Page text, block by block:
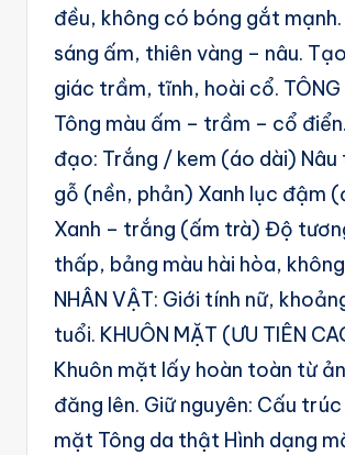
đều, không có bóng gắt mạnh.
sáng ấm, thiên vàng – nâu.
giác trầm, tĩnh, hoài cổ. TÔNG
Tông màu ấm – trầm – cổ
đạo: Trắng / kem (áo dài) Nâu
gỗ (nền, phản) Xanh lục đậm
Xanh – trắng (ấm trà) Độ
thấp, bảng màu hài hòa,
NHÂN VẬT: Giới tính nữ,
tuổi. KHUÔN MẶT (ƯU TIÊN
Khuôn mặt lấy hoàn toàn từ
đăng lên. Giữ nguyên: Cấu
mặt Tông da thật Hình dạng